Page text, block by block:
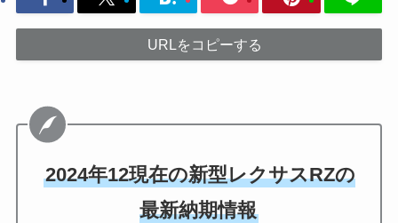
URLをコピーする
2024年12現在の新型レクサスRZの
最新納期情報